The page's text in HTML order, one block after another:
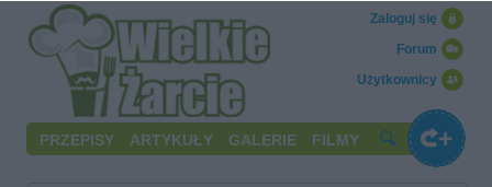
Użytkownicy
Forum
Zaloguj się
PRZEPISY ARTYKUŁY GALERIE FILMY